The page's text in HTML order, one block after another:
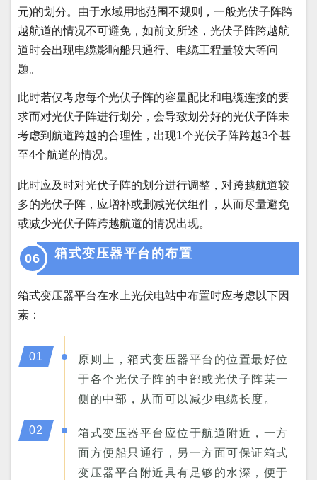
元)的划分。 由于水域用地范围不规则，一般光伏子阵跨
越航道的情况不可避免，如前文所述，光伏子阵跨越航
道时会出现电缆影响船只通行、电缆工程量较大等问
题。
此时若仅考虑每个光伏子阵的容量配比和电缆连接的要
求而对光伏子阵进行划分，会导致划分好的光伏子阵未
考虑到航道跨越的合理性，出现1个光伏子阵跨越3个甚
至4个航道的情况。
此时应及时对光伏子阵的划分进行调整，对跨越航道较
多的光伏子阵，应增补或删减光伏组件，从而尽量避免
或减少光伏子阵跨越航道的情况出现。
06 箱式变压器平台的布置
箱式变压器平台在水上光伏电站中布置时应考虑以下因
素：
01
原则上，箱式变压器平台的位置最好位
于各个光伏子阵的中部或光伏子阵某一
侧的中部，从而可以减少电缆长度。
02
箱式变压器平台应位于航道附近，一方
面方便船只通行，另一方面可保证箱式
变压器平台附近具有足够的水深，便于